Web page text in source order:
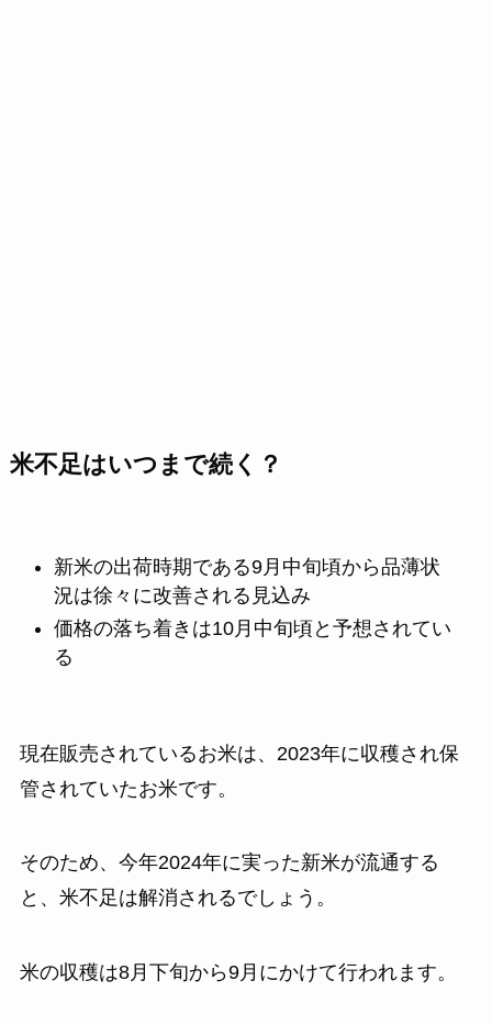
米不足はいつまで続く？
新米の出荷時期である9月中旬頃から品薄状
況は徐々に改善される見込み
価格の落ち着きは10月中旬頃と予想されてい
る
現在販売されているお米は、2023年に収穫され保
管されていたお米です。
そのため、今年2024年に実った新米が流通する
と、米不足は解消されるでしょう。
米の収穫は8月下旬から9月にかけて行われます。